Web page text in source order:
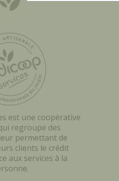
est une coopérative
regroupe des
permettant de
clients le crédit
aux services à la